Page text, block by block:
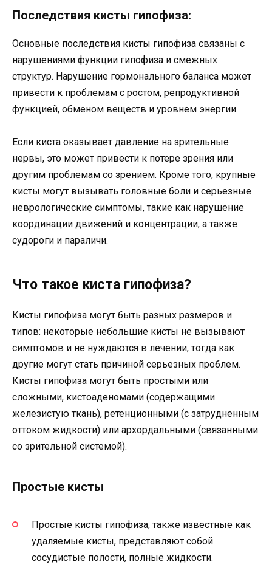
Последствия кисты гипофиза:
Основные последствия кисты гипофиза связаны с
нарушениями функции гипофиза и смежных
структур. Нарушение гормонального баланса может
привести к проблемам с ростом, репродуктивной
функцией, обменом веществ и уровнем энергии.
Если киста оказывает давление на зрительные
нервы, это может привести к потере зрения или
другим проблемам со зрением. Кроме того, крупные
кисты могут вызывать головные боли и серьезные
неврологические симптомы, такие как нарушение
координации движений и концентрации, а также
судороги и параличи.
Что такое киста гипофиза?
Кисты гипофиза могут быть разных размеров и
типов: некоторые небольшие кисты не вызывают
симптомов и не нуждаются в лечении, тогда как
другие могут стать причиной серьезных проблем.
Кисты гипофиза могут быть простыми или
сложными, кистоаденомами (содержащими
железистую ткань), ретенционными (с затрудненным
оттоком жидкости) или архордальными (связанными
со зрительной системой).
Простые кисты
Простые кисты гипофиза, также известные как
удаляемые кисты, представляют собой
сосудистые полости, полные жидкости.